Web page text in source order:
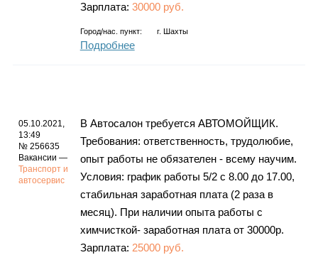
Зарплата: 30000 руб.
Город/нас. пункт: г. Шахты
Подробнее
05.10.2021,
13:49
№ 256635
Вакансии —
Транспорт и
автосервис
В Автосалон требуется АВТОМОЙЩИК.
Требования: ответственность, трудолюбие,
опыт работы не обязателен - всему научим.
Условия: график работы 5/2 с 8.00 до 17.00,
стабильная заработная плата (2 раза в
месяц). При наличии опыта работы с
химчисткой- заработная плата от 30000р.
Зарплата: 25000 руб.